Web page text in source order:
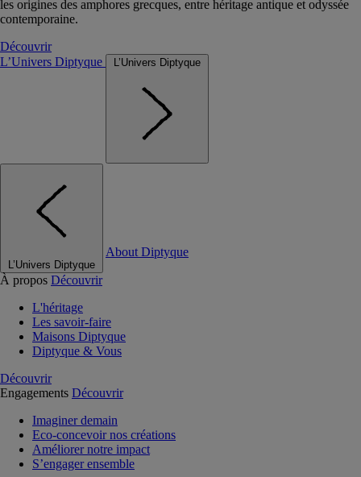
les origines des amphores grecques, entre héritage antique et odyssée
contemporaine.
Découvrir
L’Univers Diptyque
L’Univers Diptyque
L’Univers Diptyque
About Diptyque
À propos Découvrir
L'héritage
Les savoir-faire
Maisons Diptyque
Diptyque & Vous
Découvrir
Engagements Découvrir
Imaginer demain
Eco-concevoir nos créations
Améliorer notre impact
S’engager ensemble